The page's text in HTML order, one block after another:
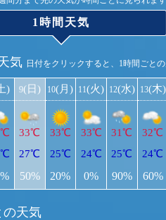
1時間天気
気 日付をクリックすると、1時間ごと
) 9(日)
33℃
27℃
50%
10(月)
33℃
25℃
20%
11(火)
33℃
24℃
0%
12(水)
31℃
25℃
90%
13(木)
32℃
24℃
60%
の天気